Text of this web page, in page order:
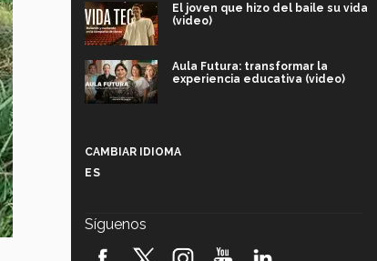
El joven que hizo del baile su vida
(video)
Aula Futura: transformar la
experiencia educativa (video)
robótica FIRST 2026! (video)
CAMBIAR IDIOMA
ES
Síguenos